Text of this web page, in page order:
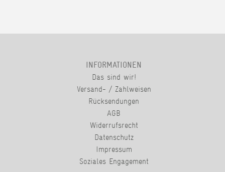
INFORMATIONEN
Das sind wir!
Versand- / Zahlweisen
Rücksendungen
AGB
Widerrufsrecht
Datenschutz
Impressum
Soziales Engagement